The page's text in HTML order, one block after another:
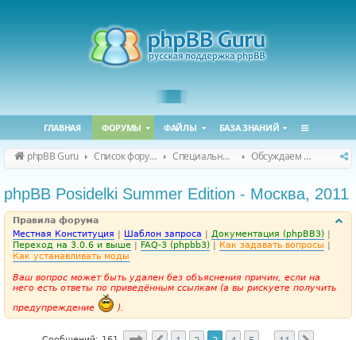
ГЛАВНАЯ ФОРУМЫ ФАЙЛЫ БАЗА ЗНАНИЙ
phpBB Guru Список форумов Специальные форумы Обсуждаем сайт и конференцию
phpBB Posidelki Summer Edition - Москва, 2011
Правила форума
Местная Конституция | Шаблон запроса | Документация (phpBB3) |
Переход на 3.0.6 и выше | FAQ-3 (phpbb3) | Как задавать вопросы |
Как устанавливать моды
Ваш вопрос может быть удален без объяснения причин, если на
него есть ответы по приведённым ссылкам (а вы рискуете получить
предупреждение
).